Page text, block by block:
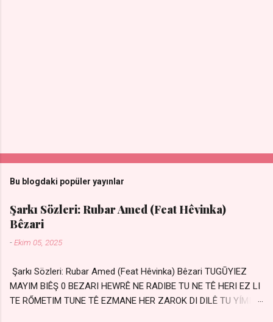
Bu blogdaki popüler yayınlar
Şarkı Sözleri: Rubar Amed (Feat Hêvinka)
Bêzari
-Ekim 05, 2025
Şarkı Sözleri: Rubar Amed (Feat Hêvinka) Bêzari TUGŪYIEZ
MAYIM BIÊŞ 0 BEZARI HEWRÊ NE RADIBE TU NE TÊ HERI EZ LI
TE RŐMETIM TUNE TÊ EZMANE HER ZAROK DI DILÊ TU YÍMIN